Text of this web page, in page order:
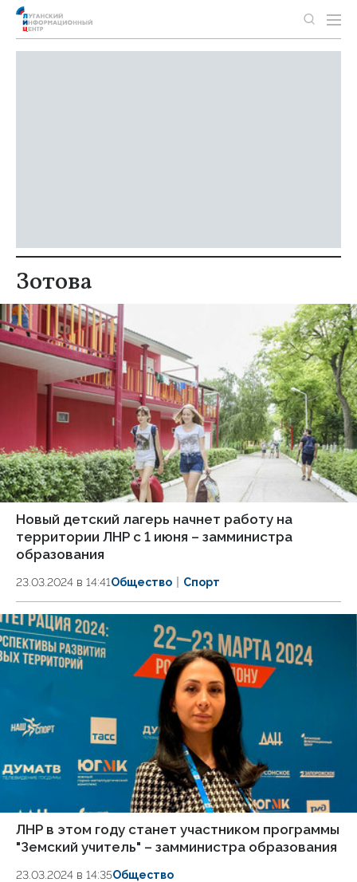
Зотова
Новый детский лагерь начнет работу на
территории ЛНР с 1 июня – замминистра
образования
23.03.2024 в 14:41Общество Спорт
ЛНР в этом году станет участником программы
"Земский учитель" – замминистра образования
23.03.2024 в 14:35Общество